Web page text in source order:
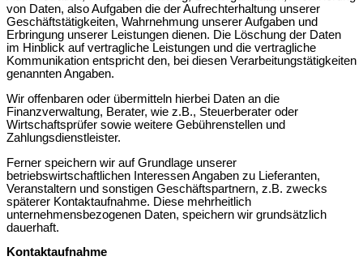
von Daten, also Aufgaben die der Aufrechterhaltung unserer
Geschäftstätigkeiten, Wahrnehmung unserer Aufgaben und
Erbringung unserer Leistungen dienen. Die Löschung der Daten
im Hinblick auf vertragliche Leistungen und die vertragliche
Kommunikation entspricht den, bei diesen Verarbeitungstätigkeiten
genannten Angaben.
Wir offenbaren oder übermitteln hierbei Daten an die
Finanzverwaltung, Berater, wie z.B., Steuerberater oder
Wirtschaftsprüfer sowie weitere Gebührenstellen und
Zahlungsdienstleister.
Ferner speichern wir auf Grundlage unserer
betriebswirtschaftlichen Interessen Angaben zu Lieferanten,
Veranstaltern und sonstigen Geschäftspartnern, z.B. zwecks
späterer Kontaktaufnahme. Diese mehrheitlich
unternehmensbezogenen Daten, speichern wir grundsätzlich
dauerhaft.
Kontaktaufnahme